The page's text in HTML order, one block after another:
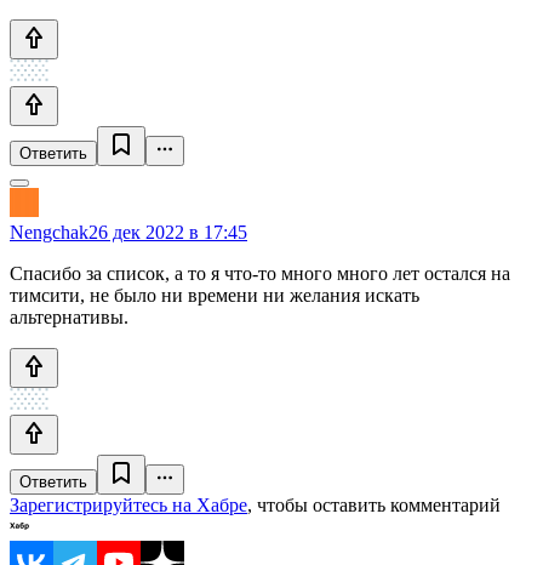
Ответить
Nengchak26 дек 2022 в 17:45
Спасибо за список, а то я что-то много много лет остался на
тимсити, не было ни времени ни желания искать
альтернативы.
Ответить
Зарегистрируйтесь на Хабре, чтобы оставить комментарий